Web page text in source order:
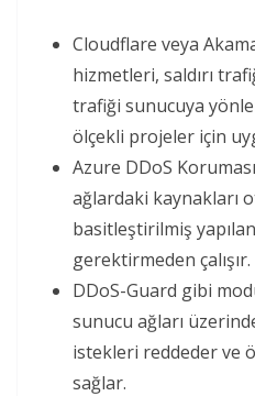
Cloudflare veya
hizmetleri, saldırı
trafiği sunucuya
ölçekli projeler için
Azure DDoS
ağlardaki kaynakları
basitleştirilmiş
gerektirmeden çalışır.
DDoS-Guard gibi
sunucu ağları
istekleri reddeder ve
sağlar.